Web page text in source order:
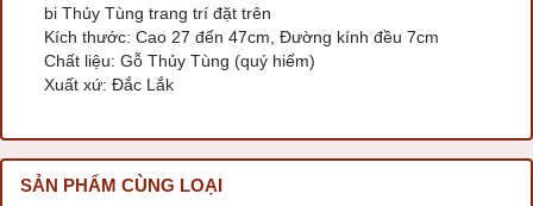
bi Thủy Tùng trang trí đặt trên
Kích thước: Cao 27 đến 47cm, Đường kính đều 7cm
Chất liệu: Gỗ Thủy Tùng (quý hiếm)
Xuất xứ: Đắc Lắk
SẢN PHẨM CÙNG LOẠI